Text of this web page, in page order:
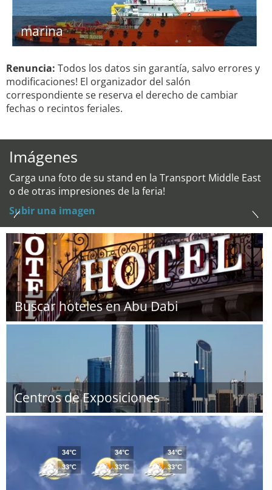
marina
Renuncia: Todos los datos sin garantía, salvo errores y
modificaciones! El organizador del salón
correspondiente se reserva el derecho de cambiar
fechas o recintos feriales.
Imágenes
Carga una foto de su stand en la Transport Middle East
o de otras impresiones de la feria!
Subir una imagen
Buscar hoteles en Abu Dabi
Centros de Exposiciones
34°C
33°C
34°C
33°C
34°C
33°C